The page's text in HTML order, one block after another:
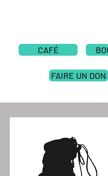
CAFÉ
FAIRE UN DON